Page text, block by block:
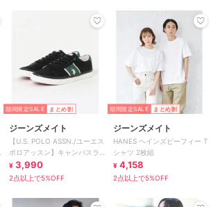
期間限定SALE まとめ割
ジーンズメイト
【U.S. POLO ASSN./ユーエス
ポロアッスン】キャンバスライ
ンスニーカー
¥ 3,990
2点以上で5%OFF
期間限定SALE まとめ割
ジーンズメイト
HANES ヘインズビーフィー T
シャツ 2枚組
¥ 4,158
2点以上で5%OFF